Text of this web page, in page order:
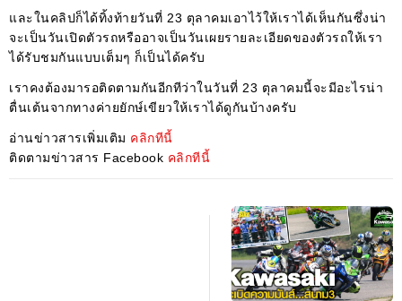
และในคลิปก็ได้ทิ้งท้ายวันที่ 23 ตุลาคมเอาไว้ให้เราได้เห็นกันซึ่งน่า
จะเป็นวันเปิดตัวรถหรืออาจเป็นวันเผยรายละเอียดของตัวรถให้เรา
ได้รับชมกันแบบเต็มๆ ก็เป็นได้ครับ
เราคงต้องมารอติดตามกันอีกทีว่าในวันที่ 23 ตุลาคมนี้จะมีอะไรน่า
ตื่นเต้นจากทางค่ายยักษ์เขียวให้เราได้ดูกันบ้างครับ
อ่านข่าวสารเพิ่มเติม คลิกทีนี้
ติดตามข่าวสาร Facebook คลิกทีนี้